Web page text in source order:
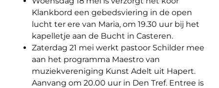
Klankbord een gebedsviering in de open
lucht ter ere van Maria, om 19.30 uur bij het
kapelletje aan de Bucht in Casteren.
Zaterdag 21 mei werkt pastoor Schilder mee
aan het programma Maestro van
muziekvereniging Kunst Adelt uit Hapert.
Aanvang om 20.00 uur in Den Tref. Entree is